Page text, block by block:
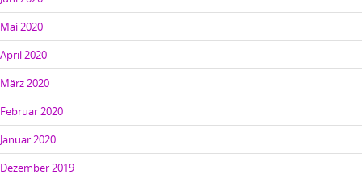
Mai 2020
April 2020
März 2020
Februar 2020
Januar 2020
Dezember 2019